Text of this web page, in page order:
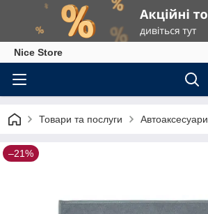
Nice Store
Товари та послуги Автоаксесуари
–21%